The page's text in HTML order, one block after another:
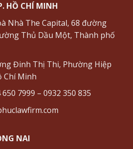
HỒ CHÍ MINH
Nhà The Capital, 68 đường
Thủ Dầu Một, Thành phố
Đinh Thị Thi, Phường Hiệp
Chí Minh
650 7999 – 0932 350 835
NAI